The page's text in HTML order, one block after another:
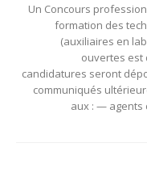
Un Concours
formation des
(auxiliaires en
ouvertes est
candidatures seront
communiqués
aux : — agents